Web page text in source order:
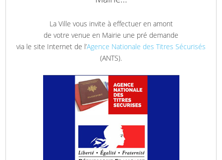
La Ville vous invite à effectuer en amont
de votre venue en Mairie une pré demande
via le site Internet de l’Agence Nationale des Titres Sécurisés
(ANTS).